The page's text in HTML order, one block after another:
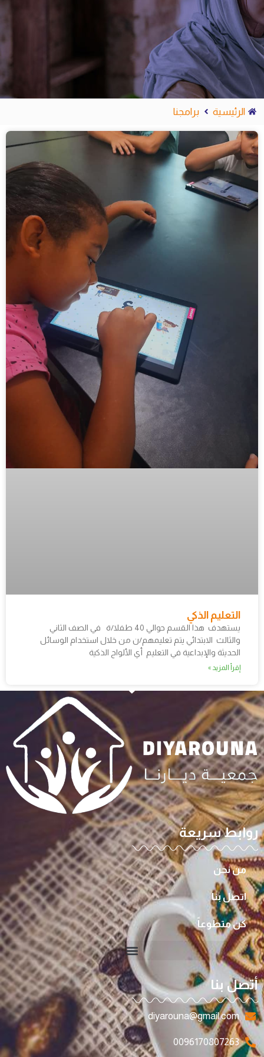
الرئيسية برامجنا
التعليم الذكي
يستهدف هذا القسم حوالي 40 طفلا/ة في الصف الثاني
والثالث الابتدائي يتم تعليمهم/ن من خلال استخدام الوسائل
الحديثة والإبداعية في التعليم أي الألواح الذكية
إقرأ المزيد »
روابط سريعة
من نحن
اتصل بنا
كن متطوعاً
أتصل بنا
diyarouna@gmail.com
0096170807263